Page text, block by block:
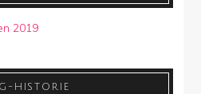
HISTORIE